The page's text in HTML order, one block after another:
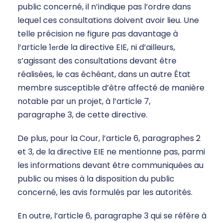
public concerné, il n’indique pas l’ordre dans
lequel ces consultations doivent avoir lieu. Une
telle précision ne figure pas davantage à
l’article 1erde la directive EIE, ni d’ailleurs,
s’agissant des consultations devant être
réalisées, le cas échéant, dans un autre État
membre susceptible d’être affecté de manière
notable par un projet, à l’article 7,
paragraphe 3, de cette directive.
De plus, pour la Cour, l’article 6, paragraphes 2
et 3, de la directive EIE ne mentionne pas, parmi
les informations devant être communiquées au
public ou mises à la disposition du public
concerné, les avis formulés par les autorités.
En outre, l’article 6, paragraphe 3 qui se réfère à